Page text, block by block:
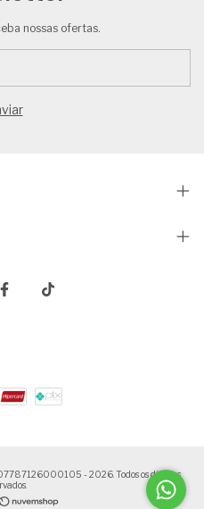
nossas ofertas.
- 2026. Todos os direitos